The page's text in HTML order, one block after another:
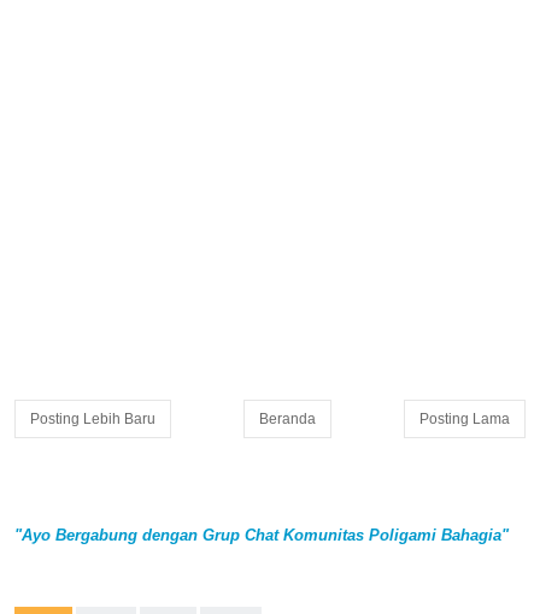
Posting Lebih Baru Posting Lama
Beranda
"Ayo Bergabung dengan Grup Chat Komunitas Poligami Bahagia"